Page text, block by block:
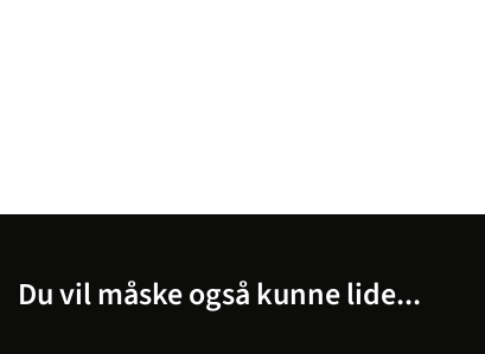
Du vil måske også kunne lide...